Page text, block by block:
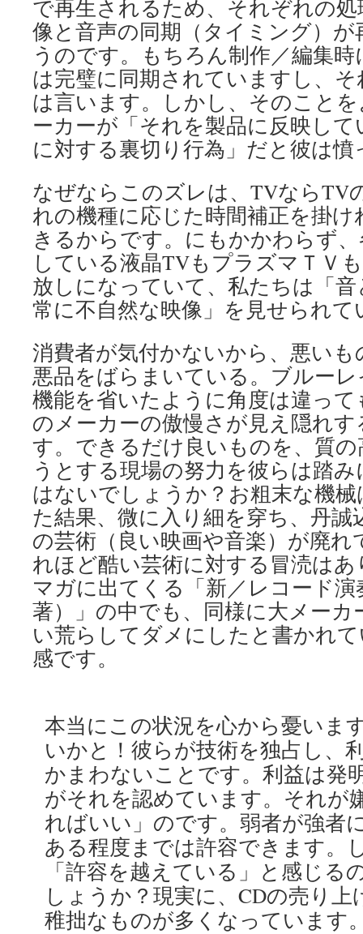
で再生されるため、それぞれの
像と音声の同期（タイミング）
うのです。もちろん制作／編集
は完璧に同期されていますし、
は言います。しかし、そのこと
ーカーが「それを製品に反映し
に対する裏切り行為」だと彼は
なぜならこのズレは、TVならTV
れの機種に応じた時間補正を掛
きるからです。にもかかわらず
している液晶TVもプラズマＴＶ
放しになっていて、私たちは「
常に不自然な映像」を見せられ
消費者が気付かないから、悪い
悪品をばらまいている。ブルーレ
機能を省いたように角度は違っ
のメーカーの傲慢さが見え隠れ
す。できるだけ良いものを、質
うとする現場の努力を彼らは踏
はないでしょうか？お粗末な機
た結果、微に入り細を穿ち、丹誠
の芸術（良い映画や音楽）が廃
れほど酷い芸術に対する冒涜は
マガに出てくる「新／レコード
著）」の中でも、同様に大メー
い荒らしてダメにしたと書かれ
感です。
本当にこの状況を心から憂いま
いかと！彼らが技術を独占し、
かまわないことです。利益は発
がそれを認めています。それが
ればいい」のです。弱者が強者
ある程度までは許容できます。
「許容を越えている」と感じる
しょうか？現実に、CDの売り
稚拙なものが多くなっています